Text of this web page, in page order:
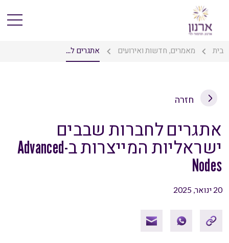
בית מאמרים, חדשות ואירועים אתגרים ל...
חזרה
אתגרים לחברות שבבים
ישראליות המייצרות ב-Advanced
Nodes
20 ינואר, 2025